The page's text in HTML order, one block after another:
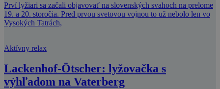
Prví lyžiari sa začali objavovať na slovenských svahoch na prelome
19. a 20. storočia. Pred prvou svetovou vojnou to už nebolo len vo
Vysokých Tatrách,
Aktívny relax
Lackenhof-Ötscher: lyžovačka s
výhľadom na Vaterberg